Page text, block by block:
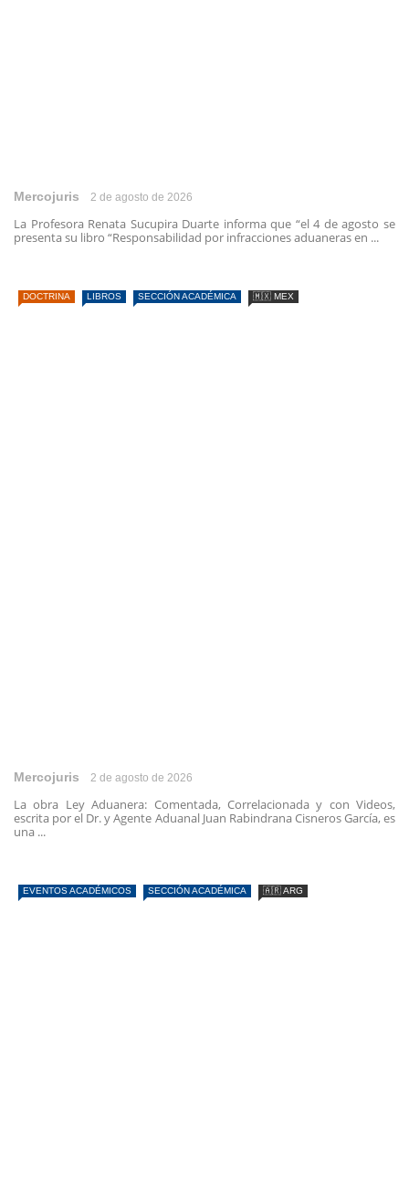
Mercojuris 2 de agosto de 2026
La Profesora Renata Sucupira Duarte informa que “el 4 de agosto se
presenta su libro “Responsabilidad por infracciones aduaneras en ...
DOCTRINA LIBROS SECCIÓN ACADÉMICA 🇲🇽 MEX
Mercojuris 2 de agosto de 2026
La obra Ley Aduanera: Comentada, Correlacionada y con Videos,
escrita por el Dr. y Agente Aduanal Juan Rabindrana Cisneros García, es
una ...
EVENTOS ACADÉMICOS SECCIÓN ACADÉMICA 🇦🇷 ARG